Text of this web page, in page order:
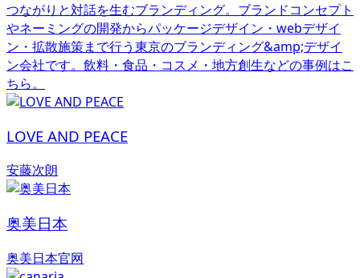
つながりと対話を生むブランディング。ブランドコンセプト
やネーミングの開発からパッケージデザイン・webデザイ
ン・拡散施策まで行う東京のブランディング&amp;デザイ
ン会社です。飲料・食品・コスメ・地方創生などの事例はこ
ちら。
LOVE AND PEACE
安藤次朗
奥美日本
奥美日本官网